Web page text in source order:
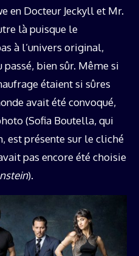
en Docteur Jeckyll et Mr.
là puisque le
à l’univers original,
passé, bien sûr. Même si
étaient si sûres
avait été convoqué,
(Sofia Boutella, qui
est présente sur le cliché
pas encore été choisie
).